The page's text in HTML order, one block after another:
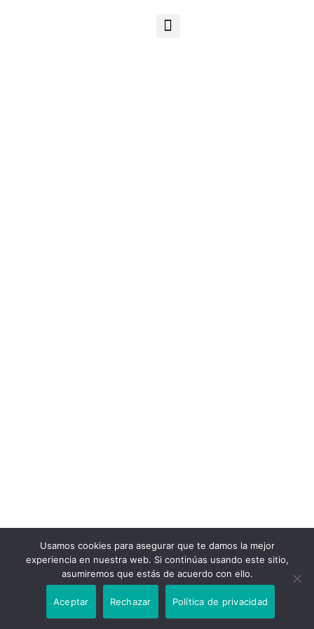
Usamos cookies para asegurar que te damos la mejor
experiencia en nuestra web. Si continúas usando este sitio,
asumiremos que estás de acuerdo con ello.
Aceptar Rechazar Política de privacidad